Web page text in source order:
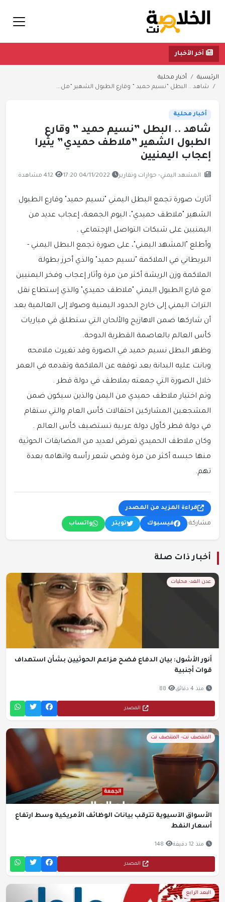
آخر الأخبار
الرئيسية
أخبار محلية
شاهد .. البطل ”نسيم حميد ” وقارع الطبول الشهير ”مل...
أخبار محلية
شاهد .. البطل ”نسيم حميد ” وقارع
الطبول الشهير ”ملاطف حميدي” يثيرا
إعجاب اليمنيين
المشهد اليمني- حوارات وتقارير 04/11/2022 17:20 412 مشاهدة
أثارت صورة تجمع البطل اليمني "نسيم حميد" وقارع الطبول
الشهير "ملاطف حميدي"، اليوم الجمعة، إعجاب عديد من
اليمنيين على شبكات التواصل الإجتماعي .
وأطلع "المشهد اليمني"، على صورة تجمع البطل اليمني -
البريطاني في الملاكمة "نسيم حميد" والذي أحرز بطولة
الملاكمة وزن الريشة أكثر من مرة وأثار إعجاب وفخر اليمنيين
مع قارع الطبول اليمني "ملاطف حميدي" والذي إستطاع نقل
التراث اليمني إلى خارج الحدود اليمنية وصولا إلى العالمية بعد
أن شاركها ضمن الاهازيج والألحان التي ستطلق في مباريات
كأس العالم بالعاصمة القطرية الدوحة.
وظهر البطل نسيم حميد في الصورة وقد تغيرت ملامحه
وبانت عليه البدانة بعد توقفه عن الملاكمة وتقدمه في العمر
خلال الصورة التي جمعته بملاطف في دولة قطر .
وتم اختيار ملاطف حميدي من اليمن والذين سيكون ضمن
المشجعين المشاركين احتفالات كأس العام والتي ستقام
في دولة قطر كأول دولة عربية تستضيف كأس العالم .
وكان ملاطف الحميدي تعرض لعديد من المضايقات الحوثية
منها حبسه أكثر من مرة وقص شعر رأسه واتهامه بعدة
تهم.
قراءة المزيد من المصدر
مشاركة: فيسبوك تويتر واتساب
أخبار ذات صلة
عدن الغد- محليات
أنور الأشول: بيان الدفاع فضح مزاعم الحوثيين بشأن استهداف
قوات أجنبية
منذ 4 دقائق 88
المصدر
المنتصف نت- المنتصف نت
الأسواق الآسيوية تترقب بيانات الوظائف الأمريكية وسط ارتفاع
أسعار النفط
منذ 12 دقيقة 148
المصدر
البعد الرابع